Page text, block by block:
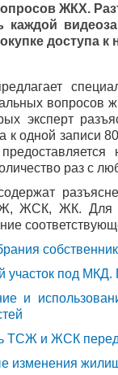
ЖКХ.
каждой
доступа
вопросов
эксперт
к одной записи
раз с
ЖСК, ЖК. Для
участок под
и
ТСЖ и ЖСК
изменения